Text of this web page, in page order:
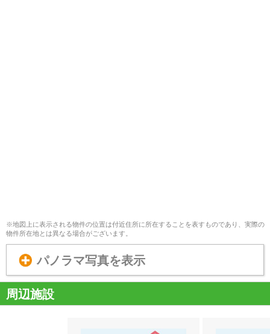
※地図上に表示される物件の位置は付近住所に所在することを表すものであり、実際の
物件所在地とは異なる場合がございます。
パノラマ写真を表示
周辺施設